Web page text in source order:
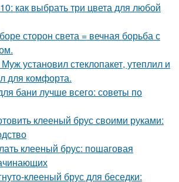
как выбрать три цвета для любой
сторон света = вечная борьба с
установил стеклопакет, утеплил и
для комфорта.
бани лучше всего: советы по
клееный брус своими руками:
клееный брус: пошаговая
клееный брус для беседки: